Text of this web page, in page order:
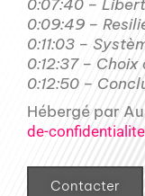
0:07:40 –
0:09:49 –
0:11:03 –
0:12:37 –
0:12:50 –
Hébergé par
de-confidentialite
Contacter